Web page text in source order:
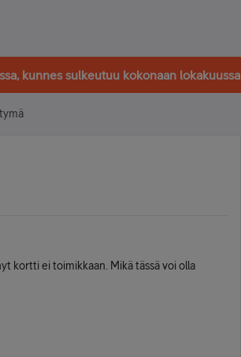
kunnes sulkeutuu kokonaan lokakuussa
kortti ei toimikkaan. Mikä tässä voi olla